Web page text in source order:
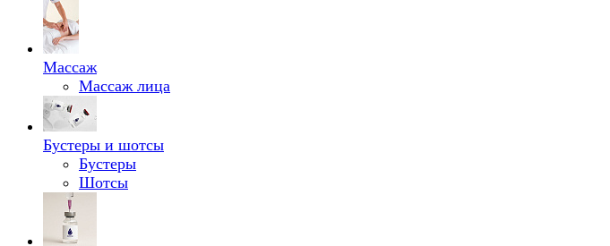
Массаж
Массаж лица
Бустеры и шотсы
Бустеры
Шотсы